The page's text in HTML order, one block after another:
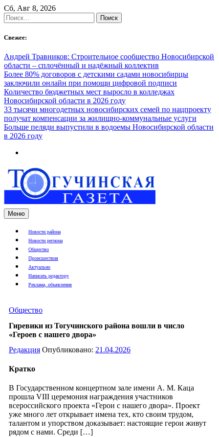
Skip
to
content
Сб, Авг 8, 2026
Найти:
Свежее:
Андрей Травников: Строительное сообщество Новосибирской
области – сплочённый и надёжный коллектив
Более 80% договоров с детскими садами новосибирцы
заключили онлайн при помощи цифровой подписи
Количество бюджетных мест выросло в колледжах
Новосибирской области в 2026 году
33 тысячи многодетных новосибирских семей по нацпроекту
получат компенсации за жилищно-коммунальные услуги
Больше пеляди выпустили в водоемы Новосибирской области
в 2026 году
Меню
Новости района
Новости региона
Общество
Происшествия
Актуально
Написать редактору
Реклама, объявления
Общество
Гиревики из Тогучинского района вошли в число
«Героев с нашего двора»
Редакция Опубликовано: 21.04.2026
Кратко
В Государственном концертном зале имени А. М. Каца
прошла VIII церемония награждения участников
всероссийского проекта «Герои с нашего двора». Проект
уже много лет открывает имена тех, кто своим трудом,
талантом и упорством доказывает: настоящие герои живут
рядом с нами. Среди […]